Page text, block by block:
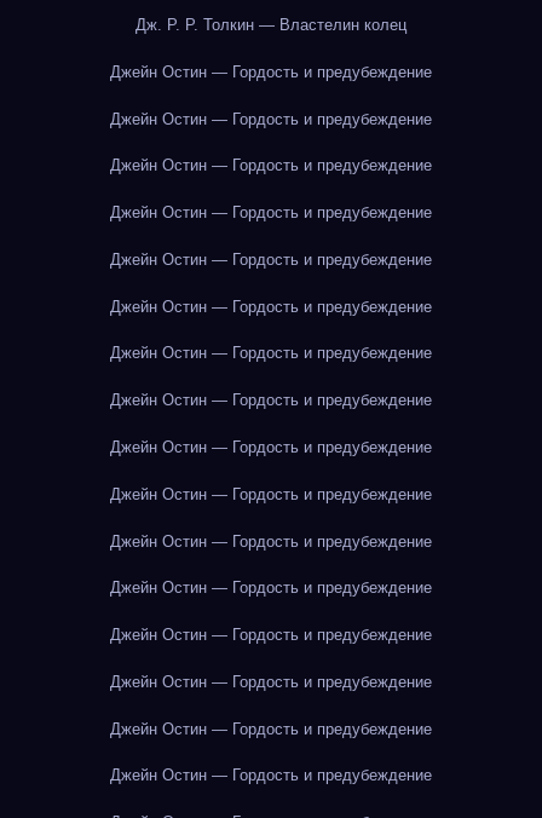
Дж. Р. Р. Толкин — Властелин колец
Джейн Остин — Гордость и предубеждение
Джейн Остин — Гордость и предубеждение
Джейн Остин — Гордость и предубеждение
Джейн Остин — Гордость и предубеждение
Джейн Остин — Гордость и предубеждение
Джейн Остин — Гордость и предубеждение
Джейн Остин — Гордость и предубеждение
Джейн Остин — Гордость и предубеждение
Джейн Остин — Гордость и предубеждение
Джейн Остин — Гордость и предубеждение
Джейн Остин — Гордость и предубеждение
Джейн Остин — Гордость и предубеждение
Джейн Остин — Гордость и предубеждение
Джейн Остин — Гордость и предубеждение
Джейн Остин — Гордость и предубеждение
Джейн Остин — Гордость и предубеждение